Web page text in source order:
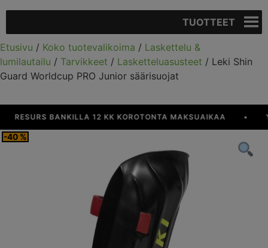
TUOTTEET
Etusivu / Koko tuotevalikoima / Laskettelu &
lumilautailu / Tarvikkeet / Lasketteluasusteet / Leki Shin
Guard Worldcup PRO Junior säärisuojat
RESURS BANKILLA 12 KK KOROTONTA MAKSUAIKAA
-40 %